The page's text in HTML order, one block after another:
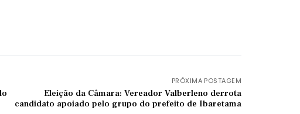
PRÓXIMA POSTAGEM
Eleição da Câmara: Vereador Valberleno derrota
candidato apoiado pelo grupo do prefeito de Ibaretama